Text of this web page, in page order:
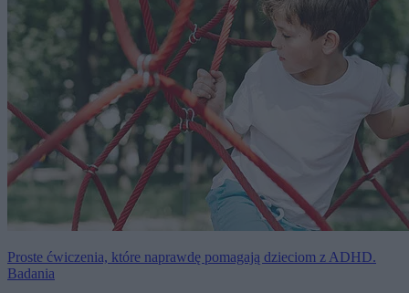
Proste ćwiczenia, które naprawdę pomagają dzieciom z ADHD.
Badania